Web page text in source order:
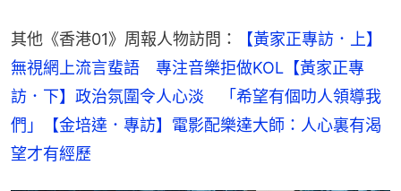
其他《香港01》周報人物訪問：
【黃家正專訪．上】
無視網上流言蜚語　專注音樂拒做KOL 【黃家正專
訪．下】政治氛圍令人心淡　「希望有個叻人領導我
們」
【金培達．專訪】電影配樂達大師：人心裏有渴
望才有經歷